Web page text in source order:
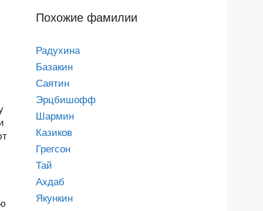
Похожие фамилии
Радухина
Базакин
Саятин
Эрцбишофф
Шармин
Казиков
Грегсон
Тай
Ахдаб
Якункин